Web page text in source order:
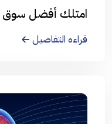
امتلك أفضل سوق
المتاجر الالكترونية
قراءه التفاصيل